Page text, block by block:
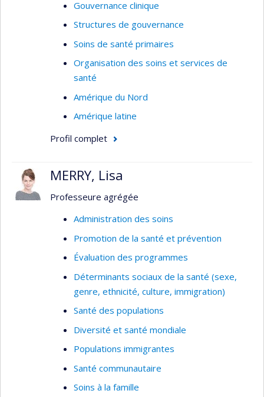
Soins de première ligne
Modèles organisationnels en première ligne
Role des infirmières en première ligne
Infirmières praticiennes spécialisées
Qualité des soins
Indicateurs de qualité
Gouvernance clinique
Structures de gouvernance
Soins de santé primaires
Organisation des soins et services de
santé
Amérique du Nord
Amérique latine
Profil complet
MERRY, Lisa
Professeure agrégée
Administration des soins
Promotion de la santé et prévention
Évaluation des programmes
Déterminants sociaux de la santé (sexe,
genre, ethnicité, culture, immigration)
Santé des populations
Diversité et santé mondiale
Populations immigrantes
Santé communautaire
Soins à la famille